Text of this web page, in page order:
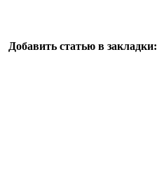
Добавить статью в закладки: